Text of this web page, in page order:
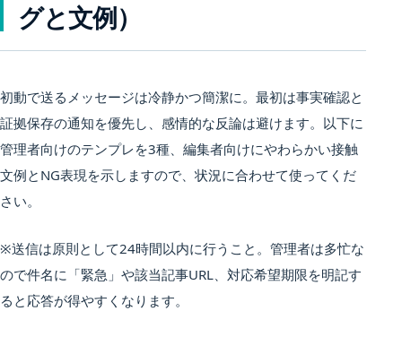
グと文例）
初動で送るメッセージは冷静かつ簡潔に。最初は事実確認と
証拠保存の通知を優先し、感情的な反論は避けます。以下に
管理者向けのテンプレを3種、編集者向けにやわらかい接触
文例とNG表現を示しますので、状況に合わせて使ってくだ
さい。
※送信は原則として24時間以内に行うこと。管理者は多忙な
ので件名に「緊急」や該当記事URL、対応希望期限を明記す
ると応答が得やすくなります。